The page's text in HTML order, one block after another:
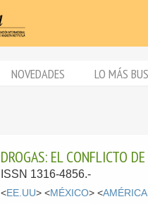
NOVEDADES LO MÁS
DROGAS: EL CONFLICTO
ISSN 1316-4856.-
<EE.UU> <MÉXICO> <